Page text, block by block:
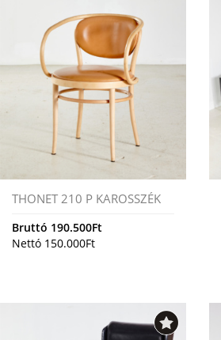
THONET 210 P KAROSSZÉK
Bruttó 190.500Ft
Nettó 150.000Ft